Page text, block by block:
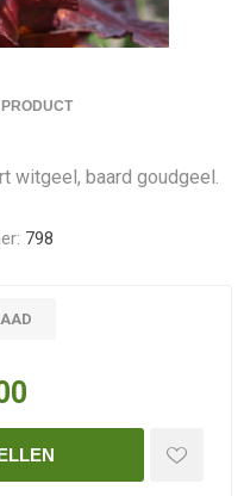
witgeel, baard goudgeel.
798